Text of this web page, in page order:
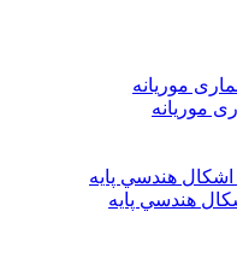
موریانه
هندسي پايه